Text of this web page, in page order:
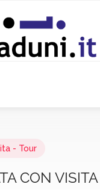
- Tour
CON